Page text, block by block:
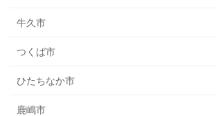
牛久市
つくば市
ひたちなか市
鹿嶋市